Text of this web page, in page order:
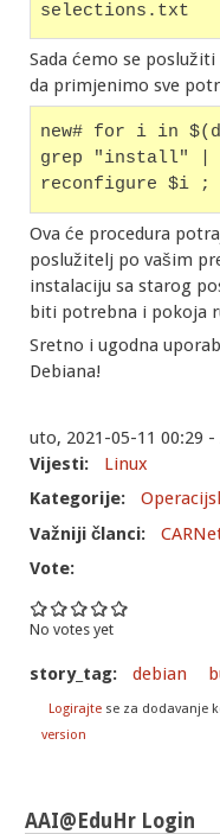
selections.txt
Sada ćemo se
da primjenimo sve
new# for i in
grep "install" |
reconfigure $i ;
Ova će procedura
poslužitelj po vašim
instalaciju sa starog
biti potrebna i pokoja
Sretno i ugodna
Debiana!
uto, 2021-05-11 00:29
Vijesti:
Linux
Kategorije:
Važniji članci:
Vote:
No votes yet
story_tag: debian
Logirajtese za dodavanje
version
AAI@EduHr Login